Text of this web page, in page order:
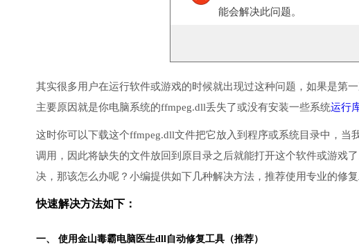
能会解决此问题。
其实很多用户在运行软件或游戏的时候就出现过这种问题，如果是第
主要原因就是你电脑系统的ffmpeg.dll丢失了或没有安装一些系统运行
这时你可以下载这个ffmpeg.dll文件把它放入到程序或系统目录中，当
调用，因此将缺失的文件放回到原目录之后就能打开这个软件或游戏
决，那该怎么办呢？小编提供如下几种解决方法，推荐使用专业的修复
快速解决方法如下：
一、 使用金山毒霸电脑医生dll自动修复工具（推荐）